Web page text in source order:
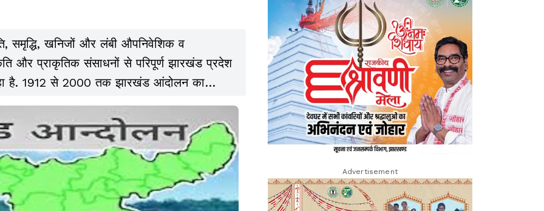
समृद्धि, खनिजों और लंबी औपनिवेशिक व
और प्राकृतिक संसाधनों से परिपूर्ण झारखंड प्रदेश
है. 1912 से 2000 तक झारखंड आंदोलन का
का रहा, जो 20वीं शदी में ढाका छात्रसंघ आंदोलन
राज्य बनने तक चला. यह आंदोलन औपनिवेशिक
की रक्षा के लिए छोटानागपुर उन्नत समाज 1928,
चरणों से गुजरा है.
Advertisement